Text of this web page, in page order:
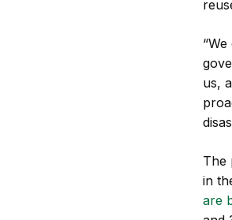
us,
The
in
are